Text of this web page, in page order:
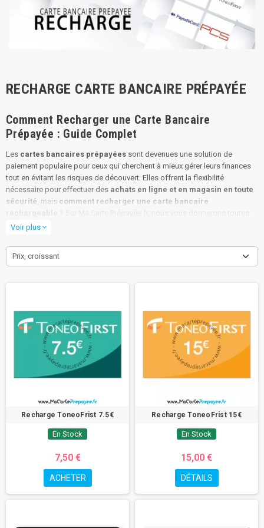
RECHARGE CARTE BANCAIRE PRÉPAYÉE
Comment Recharger une Carte Bancaire
Prépayée : Guide Complet
Les cartes bancaires prépayées sont devenues une solution de
paiement populaire pour ceux qui cherchent à mieux gérer leurs finances
tout en évitant les risques de découvert. Elles offrent la flexibilité
nécessaire pour effectuer des achats en ligne et en magasin en toute
sécurité , mais comment recharger une carte bancaire
les informations sur les différentes recharges pour cartes bancaires
rechargeables fonctionnent et comment les recharges peuvent vous offrir
une plus grande flecibilité financière.
recharge pour carte bancaire prépayée
déposer de l'argent sur votre carte afin de l'utiliser pour effectuer des
achats, des paiements ou des retraits ultérieurs. C'est un peu comme
"recharger" votre compte bancaire
pour continuer à l'utiliser. Les
recharges peuvent être effectuées en ligne, en magasin, par virement
bancaire ou même à l'aide de cartes de recharge spéciales.
Avantages des Recharges pour Cartes Bancaires
Prépayées
Contrôle des dépenses : les recharges bancaires prépayées
, ce qui vous aide à mieux gérer vos dépenses.
Aucun risque de découvert : étant donné qu'il n'y a pas decrédit associé
cartes prépayées, vous ne pouvez jamais dépenser plus que ce que
vous avez rechargé, éliminant ainsi le risque de découvert et les frais
Voir plus expand_more
Prix, croissant
Recharge ToneoFrist 7.5€
En Stock
7,50 €
ACHETER
Recharge ToneoFrist 15€
En Stock
15,00 €
DÉTAILS